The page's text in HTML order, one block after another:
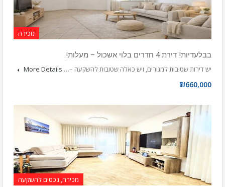
מכירה
בבלעדיות! דירת 4 חדרים בלוי אשכול – מעלות!
יש דירות שטובות למגורים, ויש כאלה שטובות להשקעה –… More Details
₪660,000
מכירה, נכסים להשקעה